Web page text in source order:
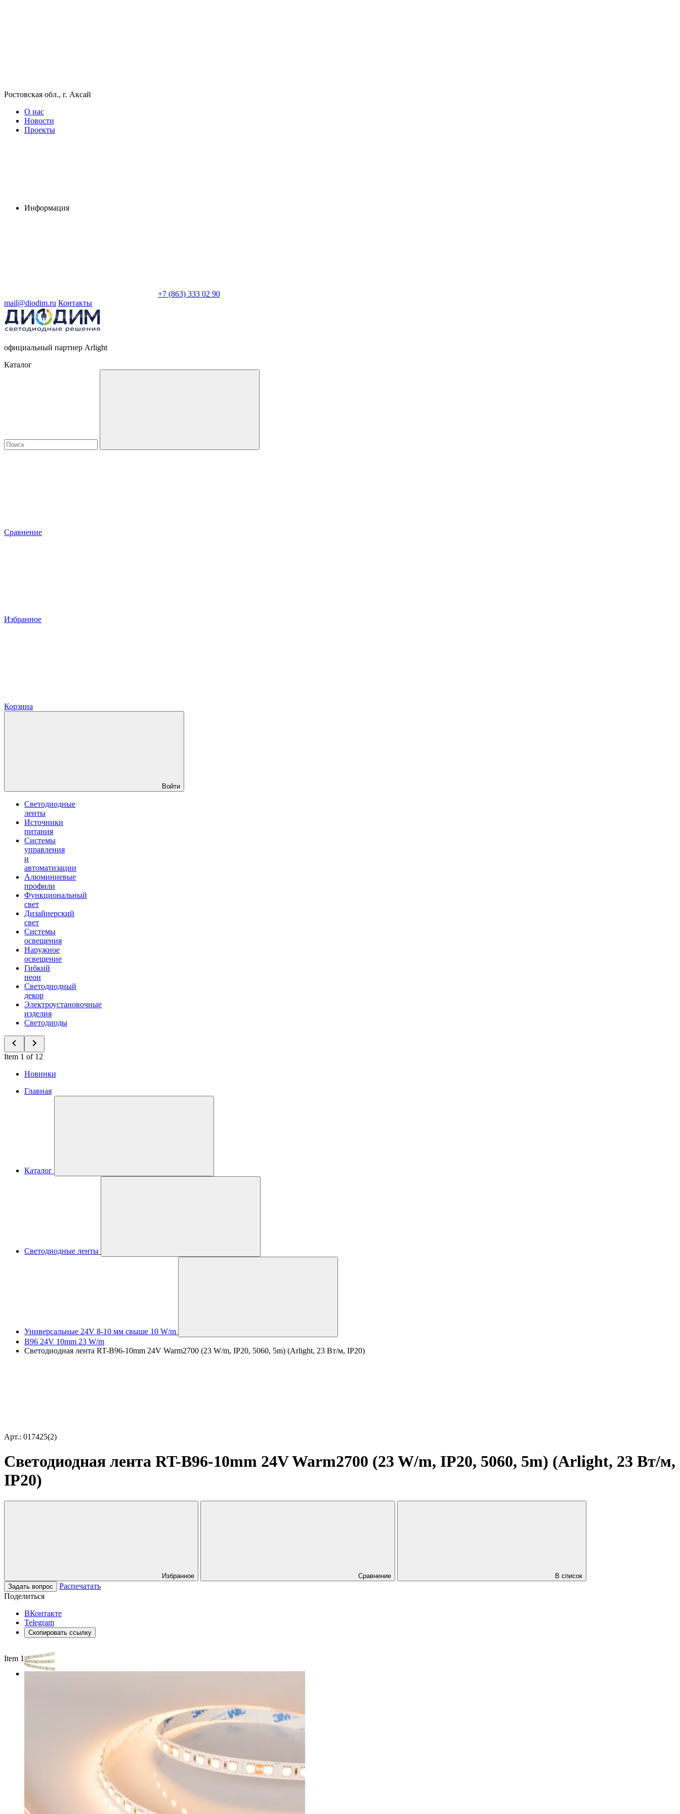
Ростовская обл., г. Аксай
О нас
Новости
Проекты
Информация
+7 (863) 333 02 90
mail@diodim.ru Контакты
официальный партнер Arlight
Каталог
Сравнение
Избранное
Корзина
Войти
Светодиодные
ленты
Источники
питания
Системы
управления
и
автоматизации
Алюминиевые
профили
Функциональный
свет
Дизайнерский
свет
Системы
освещения
Наружное
освещение
Гибкий
неон
Светодиодный
декор
Электроустановочные
изделия
Светодиоды
Item 1 of 12
Новинки
Главная
Каталог
Светодиодные ленты
Универсальные 24V 8-10 мм свыше 10 W/m
B96 24V 10mm 23 W/m
Светодиодная лента RT-B96-10mm 24V Warm2700 (23 W/m, IP20, 5060, 5m) (Arlight, 23 Вт/м, IP20)
Арт.: 017425(2)
Светодиодная лента RT-B96-10mm 24V Warm2700 (23 W/m, IP20, 5060, 5m) (Arlight, 23 Вт/м,
IP20)
Избранное Сравнение
В список
Задать вопрос
Распечатать
Поделиться
ВКонтакте
Telegram
Скопировать ссылку
Item 1 of 2